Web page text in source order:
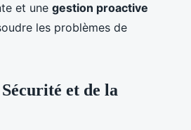
et une gestion proactive
les problèmes de
et de la